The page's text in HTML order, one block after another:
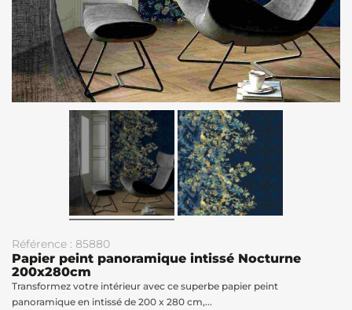
Référence : 85880
Papier peint panoramique intissé Nocturne
200x280cm
Transformez votre intérieur avec ce superbe papier peint
panoramique en intissé de 200 x 280 cm,...